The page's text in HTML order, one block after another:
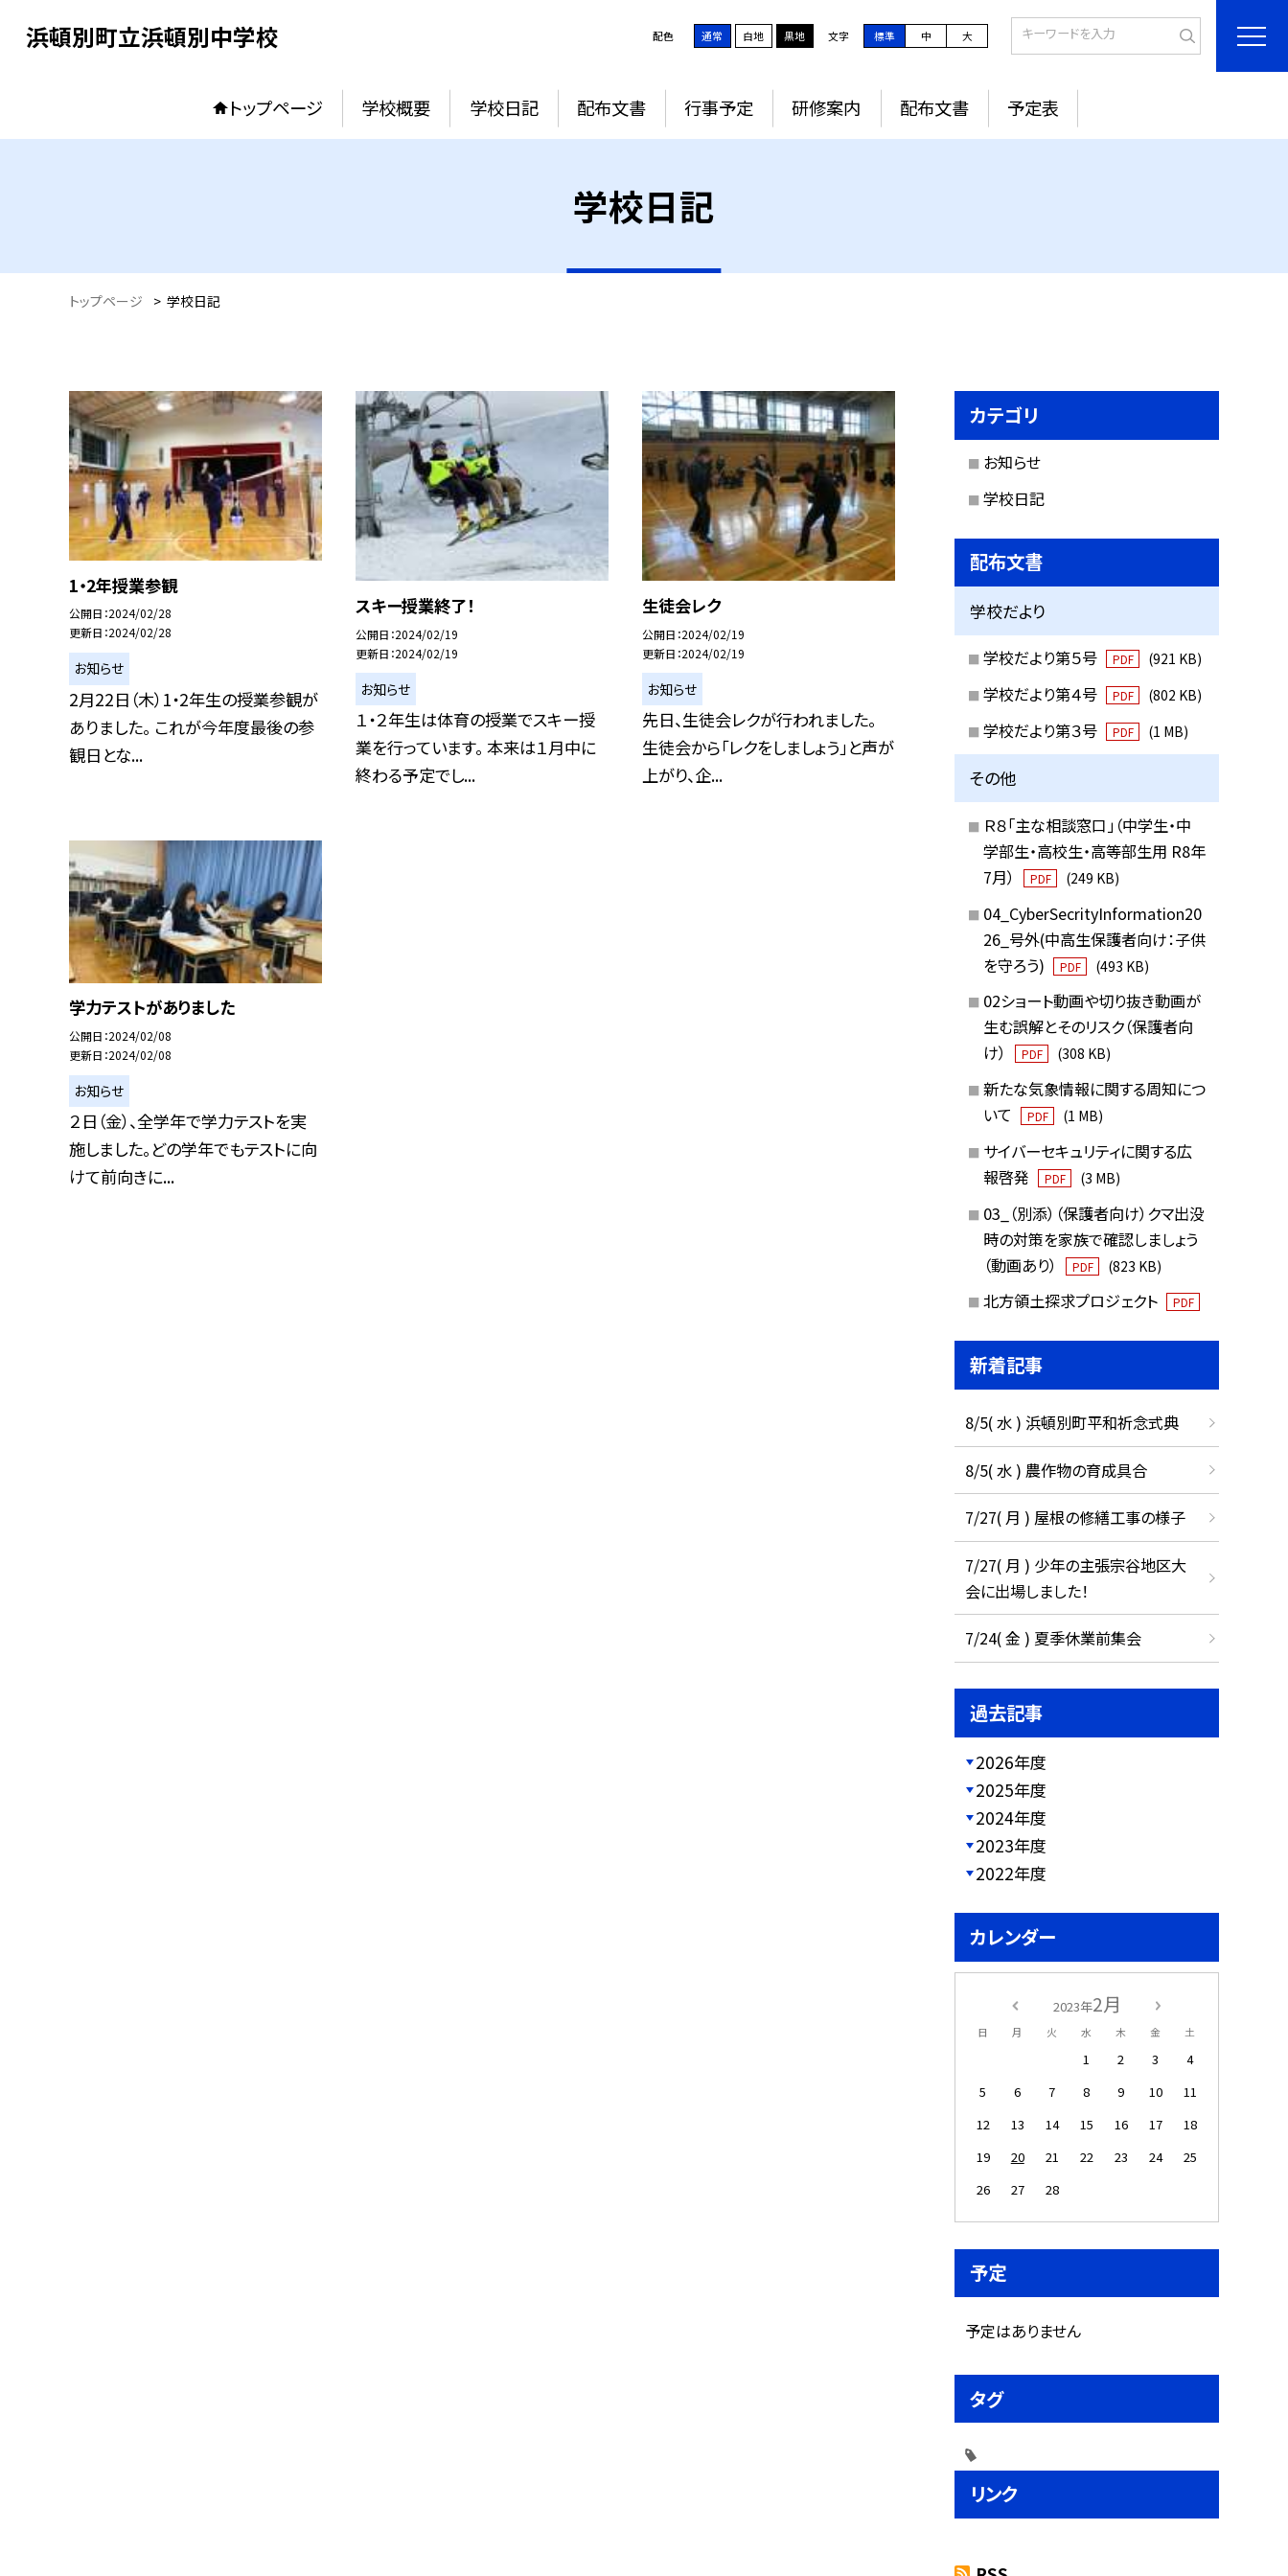
浜頓別町立浜頓別中学校 配色 通常 白地 黒地 文字 標準 中 大
トップページ 学校概要 学校日記 配布文書 行事予定 研修案内 配布文書 予定表
学校日記
トップページ > 学校日記
1・2年授業参観
公開日 2024/02/28
更新日 2024/02/28
お知らせ
2月22日（木）1・2年生の授業参観が
ありました。 これが今年度最後の参
観日とな...
スキー授業終了！
公開日 2024/02/19
更新日 2024/02/19
お知らせ
１・２年生は体育の授業でスキー授
業を行っています。 本来は１月中に
終わる予定でし...
生徒会レク
公開日 2024/02/19
更新日 2024/02/19
お知らせ
先日、生徒会レクが行われました。
生徒会から「レクをしましょう」と声が
上がり、企...
学力テストがありました
公開日 2024/02/08
更新日 2024/02/08
お知らせ
２日（金）、全学年で学力テストを実
施しました。どの学年でもテストに向
けて前向きに...
カテゴリ
お知らせ
学校日記
配布文書
学校だより
学校だより第５号 PDF (921 KB)
学校だより第４号 PDF (802 KB)
学校だより第３号 PDF (1 MB)
その他
Ｒ８「主な相談窓口」（中学生・中
学部生・高校生・高等部生用 R8年
7月）
PDF (249 KB)
04_CyberSecrityInformation20
26_号外(中高生保護者向け：子供
を守ろう)
PDF (493 KB)
02ショート動画や切り抜き動画が
生む誤解とそのリスク（保護者向
け）
PDF (308 KB)
新たな気象情報に関する周知につ
いて
PDF (1 MB)
サイバーセキュリティに関する広
報啓発
PDF (3 MB)
03_（別添）（保護者向け）クマ出没
時の対策を家族で確認しましょう
（動画あり）
PDF (823 KB)
北方領土探求プロジェクト PDF
新着記事
8/5( 水 ) 浜頓別町平和祈念式典
8/5( 水 ) 農作物の育成具合
7/27( 月 ) 屋根の修繕工事の様子
7/27( 月 ) 少年の主張宗谷地区大
会に出場しました！
7/24( 金 ) 夏季休業前集会
過去記事
2026年度
2025年度
2024年度
2023年度
2022年度
カレンダー
2023年2月
日 月 火 水 木 金 土
1 2 3
4
5
6 7 8 9 10
11
12
13 14 15 16 17
18
19
20 21 22 23 24
25
26
27 28
予定
予定はありません
タグ
リンク